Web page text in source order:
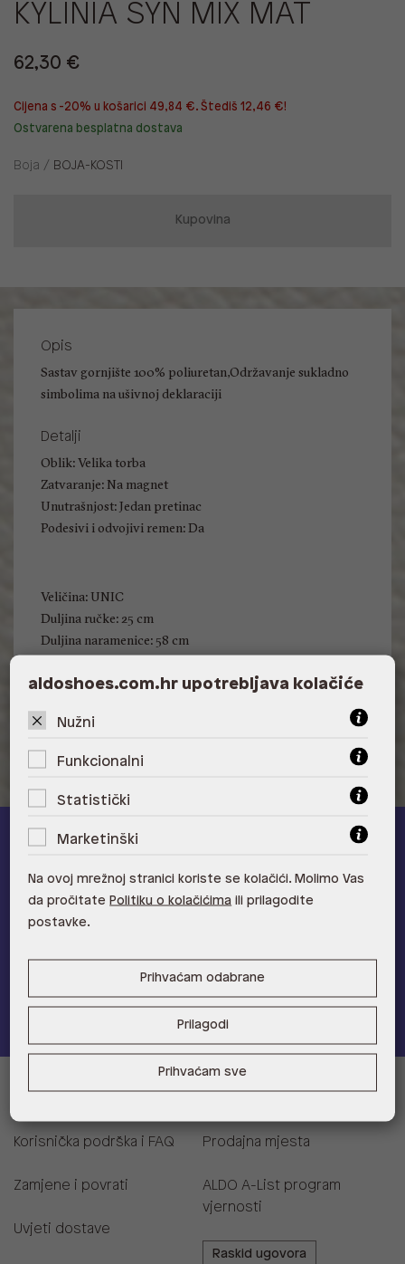
KYLINIA SYN MIX MAT
62,30 €
Cijena s -20% u košarici 49,84 €. Štediš 12,46 €!
Ostvarena besplatna dostava
Boja / BOJA-KOSTI
Kupovina
Opis
Sastav gornjište 100% poliuretan,Održavanje sukladno
simbolima na ušivnoj deklaraciji
Detalji
Oblik: Velika torba
Zatvaranje: Na magnet
Unutrašnjost: Jedan pretinac
Podesivi i odvojivi remen: Da
Veličina: UNIC
Duljina ručke: 25 cm
Duljina naramenice: 58 cm
Širina: 35 cm
Učlani se u ALDO A-list program vjernosti
na novu kolekciju!
Pridružite se
Korisnička podrška i FAQ
Zamjene i povrati
Uvjeti dostave
Prodajna mjesta
ALDO A-List program
vjernosti
Raskid ugovora
aldoshoes.com.hr upotrebljava kolačiće
Nužni
Funkcionalni
Statistički
Marketinški
Na ovoj mrežnoj stranici koriste se kolačići. Molimo Vas
da pročitate Politiku o kolačićima ili prilagodite
postavke.
Prihvaćam odabrane
Prilagodi
Prihvaćam sve